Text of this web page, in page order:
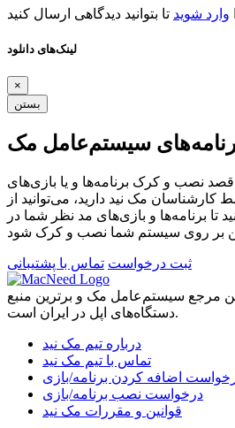
وارد شوید
لینک‌های دانلود
×
بستن
سیستم‌عامل مک
نصب و کرک برنامه‌ها و یا بازی‌های
مک نید دارید، می‌توانید از
تا برنامه‌ها و بازی‌های مد نظر شما در
ثبت درخواست تماس با پشتیبانی
مرجع سیستم‌عامل مک و برترین منبع
دستگاه‌های اپل در ایران است.
درباره تیم مک نید
تماس با تیم مک نید
اضافه کردن برنامه/بازی
درخواست نصب برنامه/بازی
قوانین و مقررات مک نید